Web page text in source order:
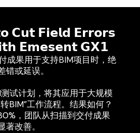
𝗖𝘂𝘁 𝗙𝗶𝗲𝗹𝗱 𝗘𝗿𝗿𝗼𝗿𝘀
𝗘𝗺𝗲𝘀𝗲𝗻𝘁 𝗚𝗫𝟭
成果用于支持BIM项目时，绝
或延误。
试计划，将其应用于大规模
BIM”工作流程。结果如何？
，团队从扫描到交付成果
著改善。